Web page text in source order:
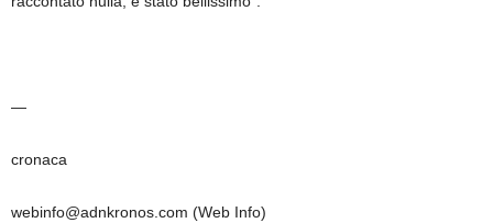
—
cronaca
webinfo@adnkronos.com (Web Info)